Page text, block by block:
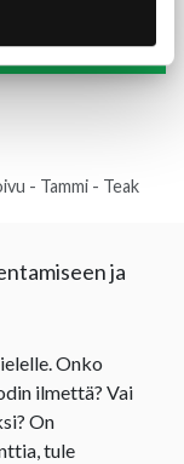
Lue lisää
- Tammi - Teak
ja
Onko
ilmettä? Vai
On
tule